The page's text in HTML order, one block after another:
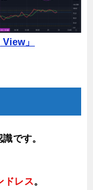
」
です。
ドレス。